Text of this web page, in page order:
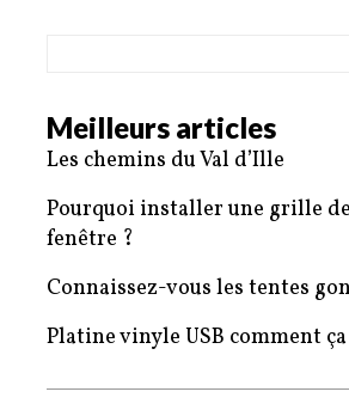
Meilleurs articles
Les chemins du Val d’Ille
Pourquoi installer une grille
fenêtre ?
Connaissez-vous les tentes
Platine vinyle USB comment